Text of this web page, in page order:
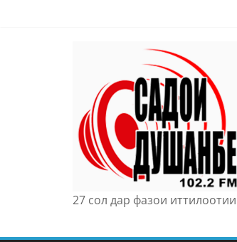
27 сол дар фазои